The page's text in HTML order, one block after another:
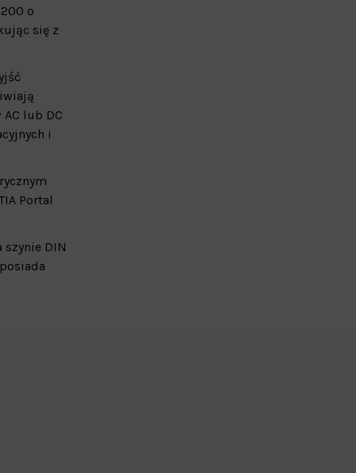
o
się z
lub DC
i
Portal
DIN